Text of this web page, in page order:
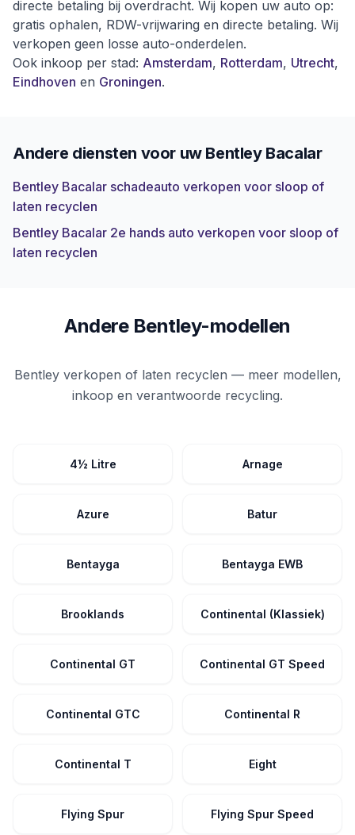
directe betaling bij overdracht. Wij kopen uw auto op:
gratis ophalen, RDW-vrijwaring en directe betaling. Wij
verkopen geen losse auto-onderdelen.
Ook inkoop per stad: Amsterdam, Rotterdam, Utrecht,
Eindhoven en Groningen.
Andere diensten voor uw Bentley Bacalar
Bentley Bacalar schadeauto verkopen voor sloop of
laten recyclen
Bentley Bacalar 2e hands auto verkopen voor sloop of
laten recyclen
Andere Bentley-modellen
Bentley verkopen of laten recyclen — meer modellen,
inkoop en verantwoorde recycling.
4½ Litre Arnage
Azure Batur
Bentayga Bentayga EWB
Brooklands Continental (Klassiek)
Continental GT Continental GT Speed
Continental GTC Continental R
Continental T Eight
Flying Spur Flying Spur Speed